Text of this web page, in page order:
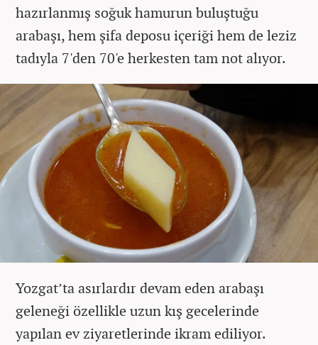
hazırlanmış soğuk hamurun buluştuğu
arabaşı, hem şifa deposu içeriği hem de leziz
tadıyla 7'den 70'e herkesten tam not alıyor.
Yozgat’ta asırlardır devam eden arabaşı
geleneği özellikle uzun kış gecelerinde
yapılan ev ziyaretlerinde ikram ediliyor.